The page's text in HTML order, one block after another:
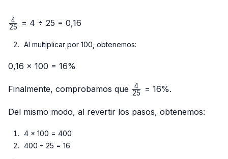
\frac{4}
25
4 = 4 ÷ 25 = 0,16
Al multiplicar por 100, obtenemos:
0,16 × 100 = 16%
Finalmente, comprobamos que \frac{4}
25
4 = 16%.
Del mismo modo, al revertir los pasos, obtenemos:
4 × 100 = 400
400 ÷ 25 = 16